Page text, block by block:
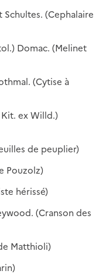
Schultes. (Cephalaire
Domac. (Melinet
(Cytise à
ex Willd.)
de peuplier)
Pouzolz)
hérissé)
(Cranson des
Matthioli)